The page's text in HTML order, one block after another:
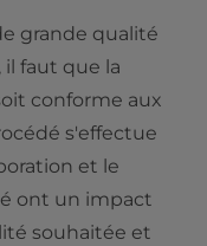
grande qualité
faut que la
conforme aux
s'effectue
et le
ont un impact
souhaitée et